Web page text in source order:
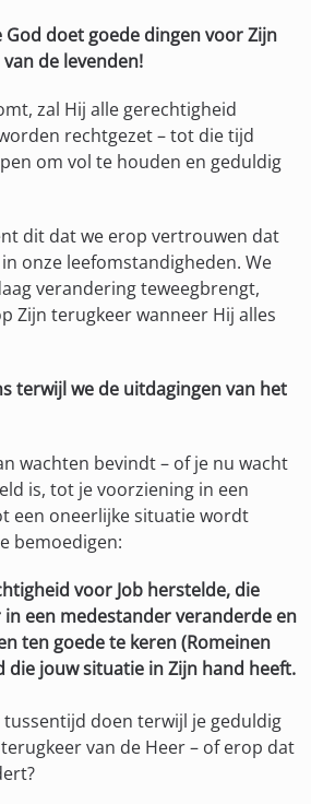
God doet goede dingen voor Zijn
de levenden!
zal Hij alle gerechtigheid
rechtgezet – tot die tijd
om vol te houden en geduldig
dit dat we erop vertrouwen dat
onze leefomstandigheden. We
verandering teweegbrengt,
Zijn terugkeer wanneer Hij alles
terwijl we de uitdagingen van het
wachten bevindt – of je nu wacht
is, tot je voorziening in een
een oneerlijke situatie wordt
bemoedigen:
voor Job herstelde, die
in een medestander veranderde en
ten goede te keren (Romeinen
die jouw situatie in Zijn hand heeft.
tussentijd doen terwijl je geduldig
van de Heer – of erop dat